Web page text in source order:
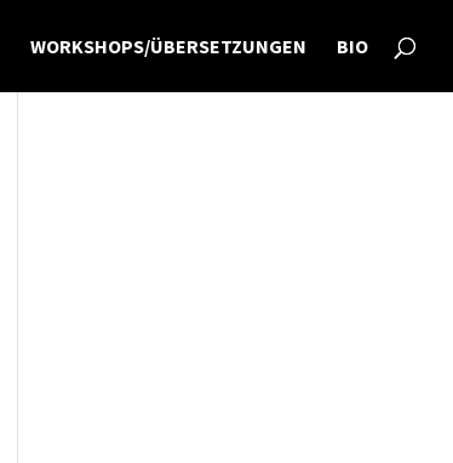
WORKSHOPS/ÜBERSETZUNGEN BIO